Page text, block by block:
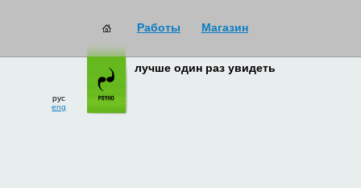
eng
лучше один раз увидеть